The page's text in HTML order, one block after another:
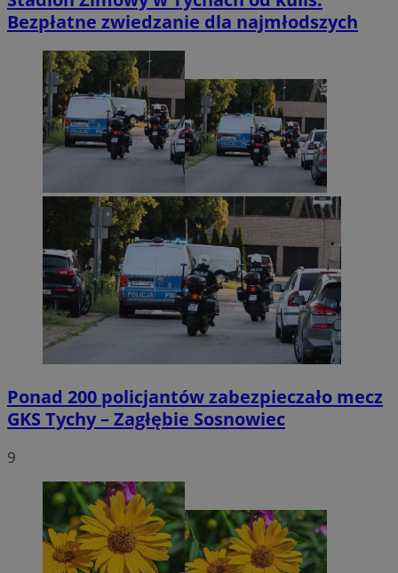
Bezpłatne zwiedzanie dla najmłodszych
Ponad 200 policjantów zabezpieczało mecz
GKS Tychy – Zagłębie Sosnowiec
9